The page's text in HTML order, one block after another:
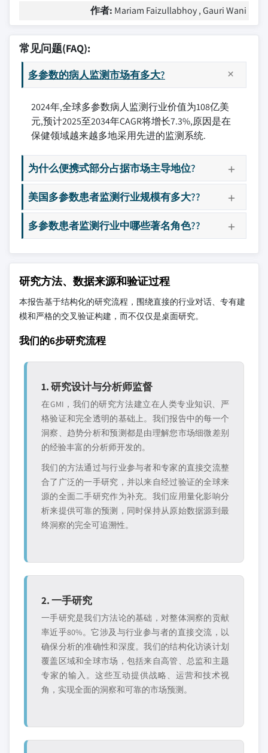
作者: Mariam Faizullabhoy , Gauri Wani
常见问题(FAQ):
多参数的病人监测市场有多大?
2024年,全球多参数病人监测行业价值为108亿美
元,预计2025至2034年CAGR将增长7.3%,原因是在
保健领域越来越多地采用先进的监测系统.
为什么便携式部分占据市场主导地位?
美国多参数患者监测行业规模有多大??
多参数患者监测行业中哪些著名角色??
研究方法、数据来源和验证过程
本报告基于结构化的研究流程，围绕直接的行业对话、专有建
模和严格的交叉验证构建，而不仅仅是桌面研究。
我们的6步研究流程
1. 研究设计与分析师监督
在GMI，我们的研究方法建立在人类专业知识、严
格验证和完全透明的基础上。我们报告中的每一个
洞察、趋势分析和预测都是由理解您市场细微差别
的经验丰富的分析师开发的。
我们的方法通过与行业参与者和专家的直接交流整
合了广泛的一手研究，并以来自经过验证的全球来
源的全面二手研究作为补充。我们应用量化影响分
析来提供可靠的预测，同时保持从原始数据源到最
终洞察的完全可追溯性。
2. 一手研究
一手研究是我们方法论的基础，对整体洞察的贡献
率近乎80%。它涉及与行业参与者的直接交流，以
确保分析的准确性和深度。我们的结构化访谈计划
覆盖区域和全球市场，包括来自高管、总监和主题
专家的输入。这些互动提供战略、运营和技术视
角，实现全面的洞察和可靠的市场预测。